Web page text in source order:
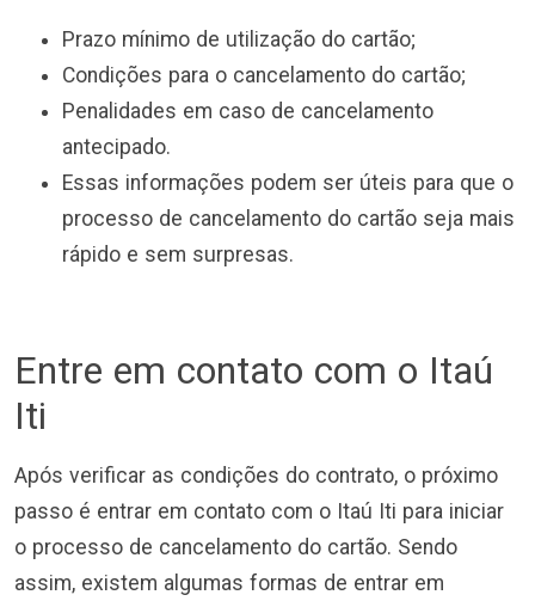
Prazo mínimo de utilização do cartão;
Condições para o cancelamento do cartão;
Penalidades em caso de cancelamento
antecipado.
Essas informações podem ser úteis para que o
processo de cancelamento do cartão seja mais
rápido e sem surpresas.
Entre em contato com o Itaú
Iti
Após verificar as condições do contrato, o próximo
passo é entrar em contato com o Itaú Iti para iniciar
o processo de cancelamento do cartão. Sendo
assim, existem algumas formas de entrar em